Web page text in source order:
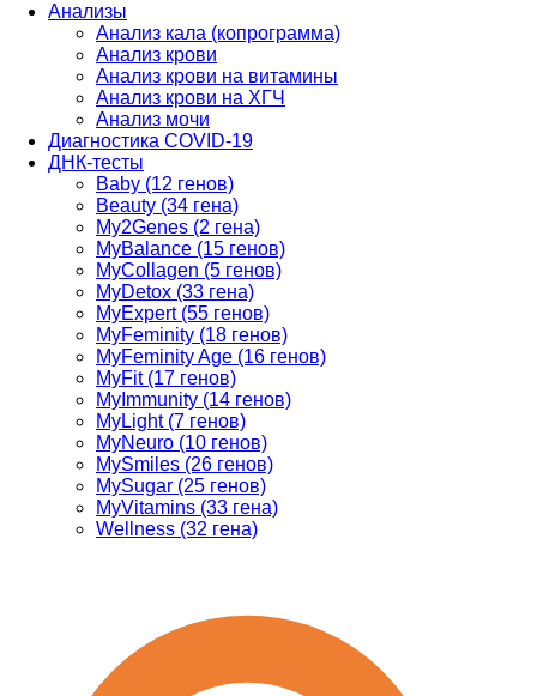
Анализы
Анализ кала (копрограмма)
Анализ крови
Анализ крови на витамины
Анализ крови на ХГЧ
Анализ мочи
Диагностика COVID-19
ДНК-тесты
Baby (12 генов)
Beauty (34 гена)
My2Genes (2 гена)
MyBalance (15 генов)
MyCollagen (5 генов)
MyDetox (33 гена)
MyExpert (55 генов)
MyFeminity (18 генов)
MyFeminity Age (16 генов)
MyFit (17 генов)
MyImmunity (14 генов)
MyLight (7 генов)
MyNeuro (10 генов)
MySmiles (26 генов)
MySugar (25 генов)
MyVitamins (33 гена)
Wellness (32 гена)